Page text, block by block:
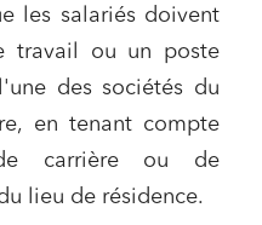
les salariés doivent
travail ou un poste
des sociétés du
en tenant compte
carrière ou de
lieu de résidence.
et conformité